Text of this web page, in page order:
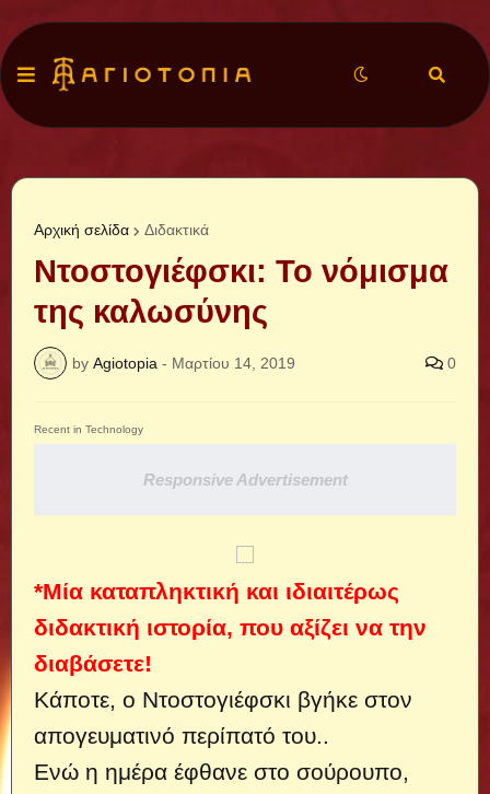
Αρχική σελίδα Διδακτικά
Ντοστογιέφσκι: Το νόμισμα
της καλωσύνης
by Agiotopia - Μαρτίου 14, 2019 0
Recent in Technology
Responsive Advertisement
*Μία καταπληκτική και ιδιαιτέρως
διδακτική ιστορία, που αξίζει να την
διαβάσετε!
Κάποτε, ο Ντοστογιέφσκι βγήκε στον
απογευματινό περίπατό του..
Ενώ η ημέρα έφθανε στο σούρουπο,